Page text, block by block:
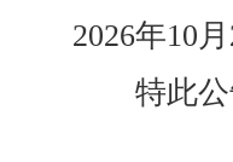
2026年10
特此公